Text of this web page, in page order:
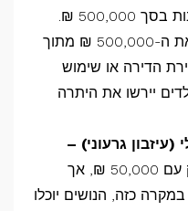
בשווי 2,000,000 ₪ וחובות בסך 500,000 ₪.
במצב זה, הנושים יקבלו את ה-500,000 ₪ מתוך
הדירה או שימוש
יירשו את היתרה
גרעוני) –
ההורה השאיר חשבון בנק עם 50,000 ₪, אך
בסך 300,000 ₪. במקרה כזה, הנושים יוכלו